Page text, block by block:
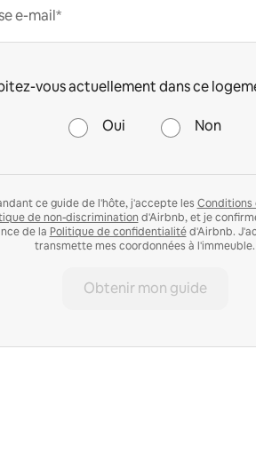
e-mail*
vous actuellement dans ce
Oui Non
ce guide de l'hôte, j'accepte les Conditions
de non-discrimination d'Airbnb, et je
de la Politique de confidentialitéd'Airbnb.
transmette mes coordonnées à l'immeuble.
Obtenir mon guide